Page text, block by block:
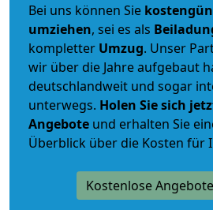
Bei uns können Sie
umziehen, sei es als
kompletter Umzug. Unser
wir über die Jahre aufgebaut
deutschlandweit und sogar
unterwegs. Holen Sie sich
Angebote und erhalten Sie
Überblick über die Kosten für
Kostenlose